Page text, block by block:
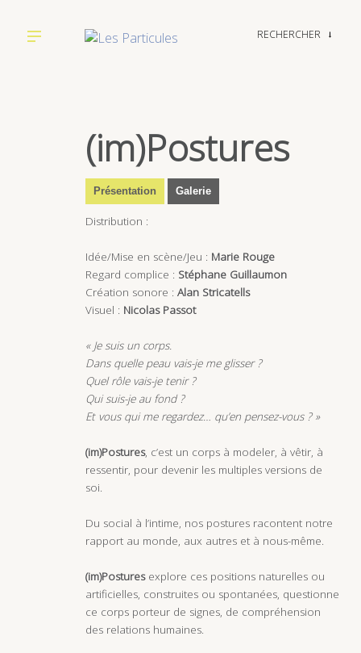
RECHERCHER →
(im)Postures
Présentation Galerie
Distribution :
Idée/Mise en scène/Jeu : Marie Rouge
Regard complice : Stéphane Guillaumon
Création sonore : Alan Stricatells
Visuel : Nicolas Passot
« Je suis un corps.
Dans quelle peau vais-je me glisser ?
Quel rôle vais-je tenir ?
Qui suis-je au fond ?
Et vous qui me regardez… qu’en pensez-vous ? »
(im)Postures, c’est un corps à modeler, à vêtir, à
ressentir, pour devenir les multiples versions de
soi.
Du social à l’intime, nos postures racontent notre
rapport au monde, aux autres et à nous-même.
(im)Posturesexplore ces positions naturelles ou
artificielles, construites ou spontanées, questionne
ce corps porteur de signes, de compréhension
des relations humaines.